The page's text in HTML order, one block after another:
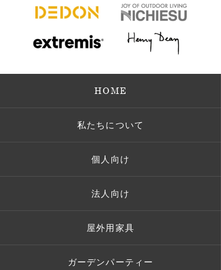
HOME
私たちについて
個人向け
法人向け
屋外用家具
ガーデンパーティー